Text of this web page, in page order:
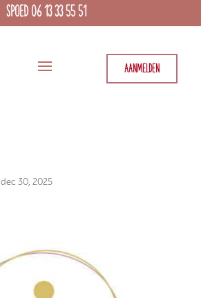
SPOED 06 13 33 55 51
AANMELDEN
dec 30, 2025